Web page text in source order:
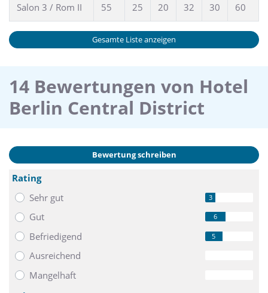
Reservieren Sie unsere großzügige Dachterrasse mit
phantastischem Ausblick auf den Potsdamer Platz exklusiv
für Ihre Veranstaltung, zum Beispiel für einen eleganten
Empfang oder ein sommerliches Barbecue!
Salon 3 / Rom II 55 25 20 32 30 60
Gesamte Liste anzeigen
14 Bewertungen von Hotel
Berlin Central District
Bewertung schreiben
Rating
Sehr gut
3
Gut 6
Befriedigend 5
Ausreichend
Mangelhaft